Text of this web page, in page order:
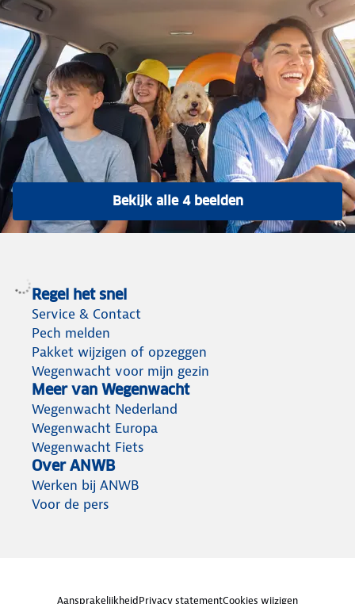
Bekijk alle 4 beelden
Regel het snel
Service & Contact
Pech melden
Pakket wijzigen of opzeggen
Wegenwacht voor mijn gezin
Meer van Wegenwacht
Wegenwacht Nederland
Wegenwacht Europa
Wegenwacht Fiets
Over ANWB
Werken bij ANWB
Voor de pers
AansprakelijkheidPrivacy statementCookies wijzigen